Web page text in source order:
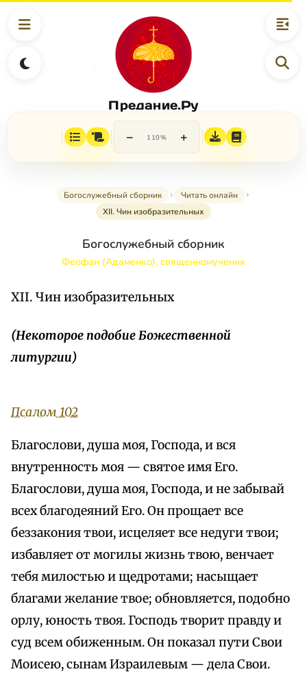
Предание.Ру
− 110% +
Богослужебный сборник
Читать онлайн
XII. Чин изобразительных
Богослужебный сборник
Феофан (Адаменко), священномученик
XII. Чин изобразительных
(Некоторое подобие Божественной
литургии)
Псалом 102
Благослови, душа моя, Господа, и вся
внутренность моя — святое имя Его.
Благослови, душа моя, Господа, и не забывай
всех благодеяний Его. Он прощает все
беззакония твои, исцеляет все недуги твои;
избавляет от могилы жизнь твою, венчает
тебя милостью и щедротами; насыщает
благами желание твое; обновляется, подобно
орлу, юность твоя. Господь творит правду и
суд всем обиженным. Он показал пути Свои
Моисею, сынам Израилевым — дела Свои.